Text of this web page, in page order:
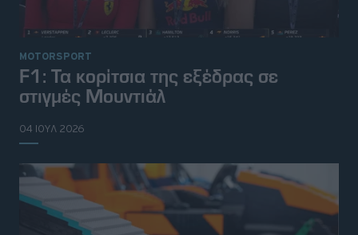
MOTORSPORT
F1: Τα κορίτσια της εξέδρας σε
στιγμές Μουντιάλ
04 ΙΟΥΛ 2026